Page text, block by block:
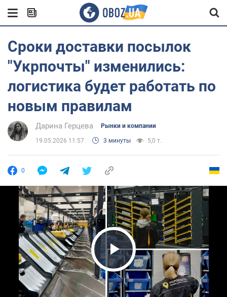
Сроки доставки посылок
"Укрпочты" изменились:
логистика будет работать по
новым правилам
Дарина Герцева Рынки и компании
19.05.2026 11:57 3 минуты 5,0 т.
0
Play Video